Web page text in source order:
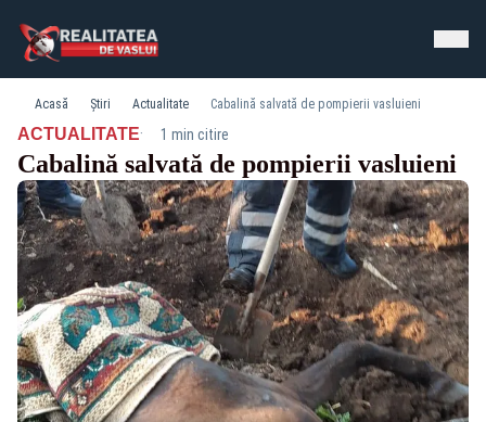
Acasă Știri Actualitate Cabalină salvată de pompierii vasluieni
ACTUALITATE· 1 min citire
Cabalină salvată de pompierii vasluieni